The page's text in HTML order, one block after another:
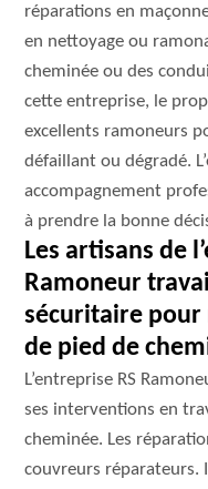
réparations en
en nettoyage ou
cheminée ou des
cette entreprise, le
excellents ramoneurs
défaillant ou dégradé.
accompagnement
à prendre la bonne
Les artisans de
Ramoneur
sécuritaire pour
de pied de
L’entreprise RS
ses interventions en
cheminée. Les
couvreurs réparateurs.